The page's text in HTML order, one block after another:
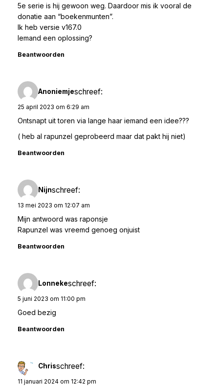
5e serie is hij gewoon weg. Daardoor mis ik vooral de
donatie aan “boekenmunten”.
Ik heb versie v167.0
Iemand een oplossing?
Beantwoorden
Anoniemjeschreef:
25 april 2023 om 6:29 am
Ontsnapt uit toren via lange haar iemand een idee???
( heb al rapunzel geprobeerd maar dat pakt hij niet)
Beantwoorden
Nijnschreef:
13 mei 2023 om 12:07 am
Mijn antwoord was raponsje
Rapunzel was vreemd genoeg onjuist
Beantwoorden
Lonnekeschreef:
5 juni 2023 om 11:00 pm
Goed bezig
Beantwoorden
Chrisschreef:
11 januari 2024 om 12:42 pm